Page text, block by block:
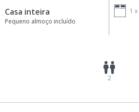
Casa inteira
Pequeno almoço incluído
1 x
2